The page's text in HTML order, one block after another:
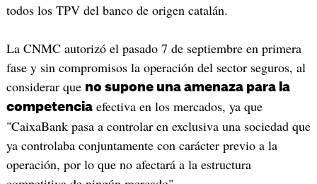
todos los TPV del banco de origen catalán.
La CNMC autorizó el pasado 7 de septiembre en primera
fase y sin compromisos la operación del sector seguros, al
considerar que no supone una amenaza para la
competenciaefectiva en los mercados, ya que
"CaixaBank pasa a controlar en exclusiva una sociedad que
ya controlaba conjuntamente con carácter previo a la
operación, por lo que no afectará a la estructura